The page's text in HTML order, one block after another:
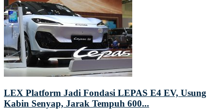
LEX Platform Jadi Fondasi LEPAS E4 EV, Usung
Kabin Senyap, Jarak Tempuh 600...